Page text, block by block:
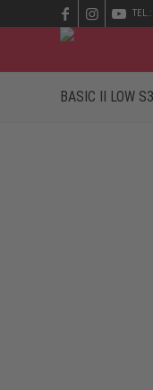
BASIC II LOW